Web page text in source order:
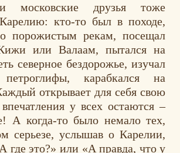
московские друзья тоже
кто-то был в походе,
порожистым рекам, посещал
или Валаам, пытался на
северное бездорожье, изучал
петроглифы, карабкался на
открывает для себя свою
у всех остаются –
А когда-то было немало тех,
серьезе, услышав о Карелии,
где это?» или «А правда, что у